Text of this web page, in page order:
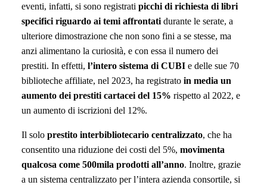
eventi, infatti, si sono registrati picchi di richiesta di libri
specifici riguardo ai temi affrontati durante le serate, a
ulteriore dimostrazione che non sono fini a se stesse, ma
anzi alimentano la curiosità, e con essa il numero dei
prestiti. In effetti, l’intero sistema di CUBI e delle sue 70
biblioteche affiliate, nel 2023, ha registrato in media un
aumento dei prestiti cartacei del 15% rispetto al 2022, e
un aumento di iscrizioni del 12%.
Il solo prestito interbibliotecario centralizzato, che ha
consentito una riduzione dei costi del 5%, movimenta
qualcosa come 500mila prodotti all’anno. Inoltre, grazie
a un sistema centralizzato per l’intera azienda consortile, si